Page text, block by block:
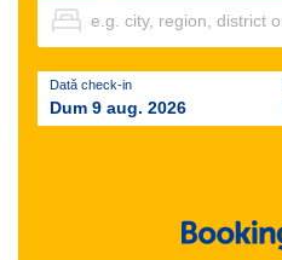
Dată check-in
Dum 9 aug. 2026